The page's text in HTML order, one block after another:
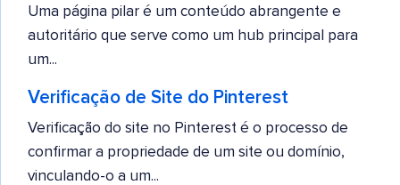
Uma página pilar é um conteúdo abrangente e
autoritário que serve como um hub principal para
um...
Verificação de Site do Pinterest
Verificação do site no Pinterest é o processo de
confirmar a propriedade de um site ou domínio,
vinculando-o a um...